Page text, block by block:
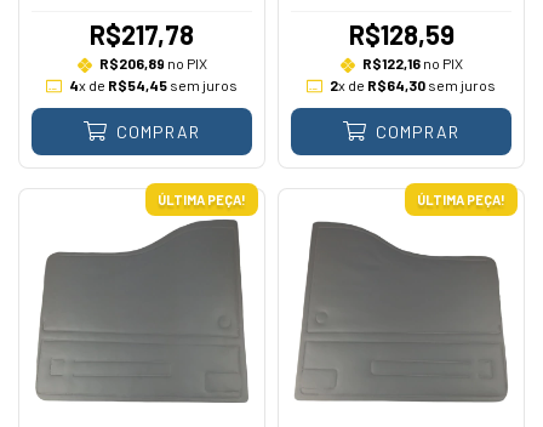
R$217,78
R$206,89 no PIX
4x de R$54,45 sem juros
COMPRAR
R$128,59
R$122,16no PIX
2x de R$64,30 sem juros
COMPRAR
ÚLTIMA PEÇA! ÚLTIMA PEÇA!